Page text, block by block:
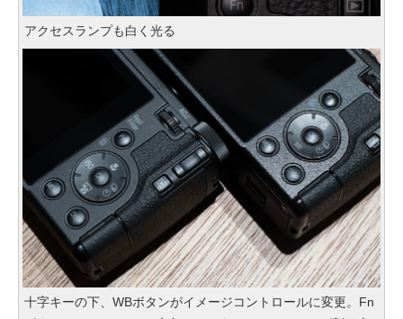
アクセスランプも白く光る
十字キーの下、WBボタンがイメージコントロールに変更。Fn